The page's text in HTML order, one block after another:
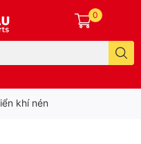
0
khí nén